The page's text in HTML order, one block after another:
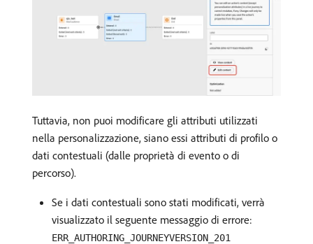
Tuttavia, non puoi modificare gli attributi utilizzati
nella personalizzazione, siano essi attributi di profilo o
dati contestuali (dalle proprietà di evento o di
percorso).
Se i dati contestuali sono stati modificati, verrà
visualizzato il seguente messaggio di errore:
ERR_AUTHORING_JOURNEYVERSION_201